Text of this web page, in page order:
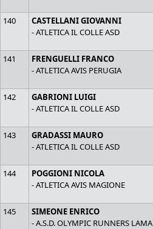
140
CASTELLANI GIOVANNI
- ATLETICA IL COLLE ASD
141
FRENGUELLI FRANCO
- ATLETICA AVIS PERUGIA
142
GABRIONI LUIGI
- ATLETICA IL COLLE ASD
143
GRADASSI MAURO
- ATLETICA IL COLLE ASD
144
POGGIONI NICOLA
- ATLETICA AVIS MAGIONE
145
SIMEONE ENRICO
- A.S.D. OLYMPIC RUNNERS LAMA